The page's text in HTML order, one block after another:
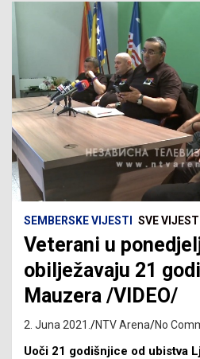
SEMBERSKE VIJESTI SVE VIJESTI
Veterani u
obilježavaju 21
Mauzera /VIDEO/
2. Juna 2021. NTV Arena No
Uoči 21 godišnjice od ubistva